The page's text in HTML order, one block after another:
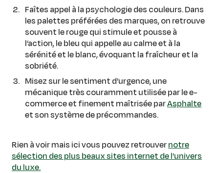
Faîtes appel à la psychologie des couleurs. Dans
les palettes préférées des marques, on retrouve
souvent le rouge qui stimule et pousse à
l’action, le bleu qui appelle au calme et à la
sérénité et le blanc, évoquant la fraîcheur et la
sobriété.
Misez sur le sentiment d’urgence, une
mécanique très couramment utilisée par le e-
commerce et finement maîtrisée parAsphalte
et son système de précommandes.
Rien à voir mais ici vous pouvez retrouvernotre
sélection des plus beaux sites internet de l’univers
du luxe.